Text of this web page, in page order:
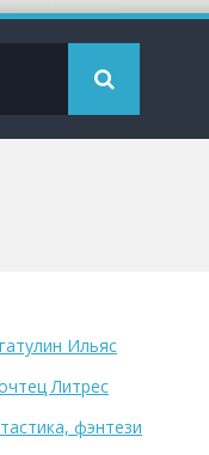
Ильяс
Литрес
фэнтези